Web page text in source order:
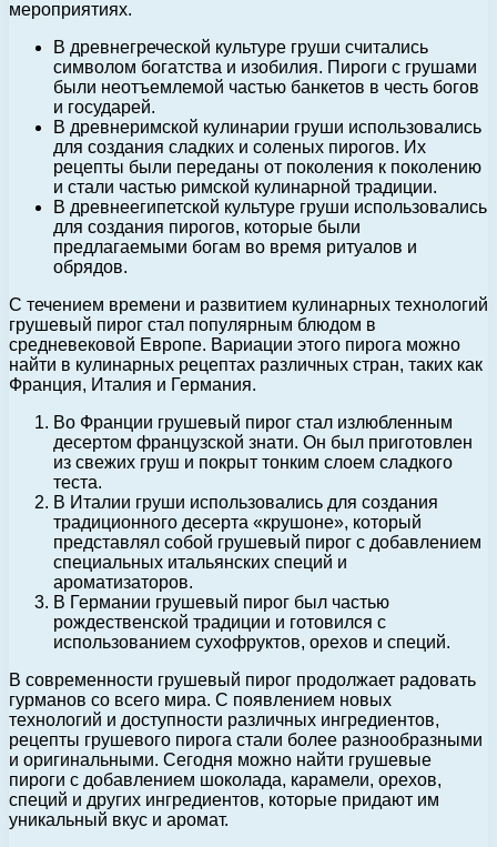
мероприятиях.
В древнегреческой культуре груши считались
символом богатства и изобилия. Пироги с грушами
были неотъемлемой частью банкетов в честь богов
и государей.
В древнеримской кулинарии груши использовались
для создания сладких и соленых пирогов. Их
рецепты были переданы от поколения к поколению
и стали частью римской кулинарной традиции.
В древнеегипетской культуре груши использовались
для создания пирогов, которые были
предлагаемыми богам во время ритуалов и
обрядов.
С течением времени и развитием кулинарных технологий
грушевый пирог стал популярным блюдом в
средневековой Европе. Вариации этого пирога можно
найти в кулинарных рецептах различных стран, таких как
Франция, Италия и Германия.
Во Франции грушевый пирог стал излюбленным
десертом французской знати. Он был приготовлен
из свежих груш и покрыт тонким слоем сладкого
теста.
В Италии груши использовались для создания
традиционного десерта «крушоне», который
представлял собой грушевый пирог с добавлением
специальных итальянских специй и
ароматизаторов.
В Германии грушевый пирог был частью
рождественской традиции и готовился с
использованием сухофруктов, орехов и специй.
В современности грушевый пирог продолжает радовать
гурманов со всего мира. С появлением новых
технологий и доступности различных ингредиентов,
рецепты грушевого пирога стали более разнообразными
и оригинальными. Сегодня можно найти грушевые
пироги с добавлением шоколада, карамели, орехов,
специй и других ингредиентов, которые придают им
уникальный вкус и аромат.